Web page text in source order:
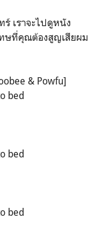
เราจะไปดูหนัง
ทษที่คุณต้องสูญเสียผม
& Powfu]
bed
bed
bed